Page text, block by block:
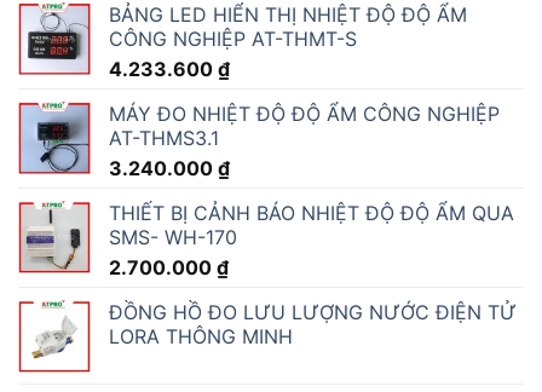
BẢNG LED HIỂN THỊ NHIỆT ĐỘ ĐỘ ẨM
CÔNG NGHIỆP AT-THMT-S
4.233.600 ₫
MÁY ĐO NHIỆT ĐỘ ĐỘ ẨM CÔNG NGHIỆP
AT-THMS3.1
3.240.000 ₫
THIẾT BỊ CẢNH BÁO NHIỆT ĐỘ ĐỘ ẨM QUA
SMS- WH-170
2.700.000 ₫
ĐỒNG HỒ ĐO LƯU LƯỢNG NƯỚC ĐIỆN TỬ
LORA THÔNG MINH